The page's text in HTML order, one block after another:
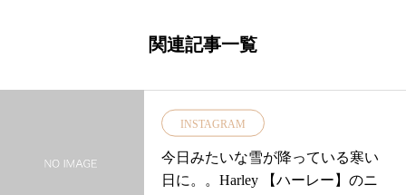
関連記事一覧
INSTAGRAM
今日みたいな雪が降っている寒い
日に。。Harley 【ハーレー】のニ